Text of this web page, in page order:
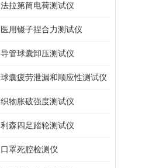
法拉第筒电荷测试仪
医用镊子捏合力测试仪
导管球囊卸压测试仪
球囊疲劳泄漏和顺应性测试仪
织物胀破强度测试仪
利森四足踏轮测试仪
口罩死腔检测仪